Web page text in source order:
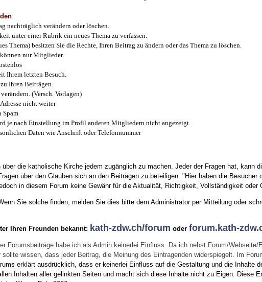
nachträglich verändern oder löschen.
unter einer Rubrik ein neues Thema zu verfassen.
Thema) besitzen Sie die Rechte, Ihren Beitrag zu ändern oder das Thema zu löschen.
nur Mitglieder.
Ihrem letzten Besuch.
Ihren Beiträgen.
(Versch. Vorlagen)
nicht weiter
Spam
je nach Einstellung im Profil anderen Mitgliedern nicht angezeigt.
Daten wie Anschrift oder Telefonnummer
die katholische Kirche jedem zugänglich zu machen. Jeder der Fragen hat, kann
über den Glauben sich an den Beiträgen zu beteiligen. "Hier haben die
in diesem Forum keine Gewähr für die Aktualität, Richtigkeit, Vollständigkeit
Sie solche finden, melden Sie dies bitte dem Administrator per Mitteilung oder
Ihren Freunden bekannt: kath-zdw.ch/forum oderforum.kath-
Forumsbeiträge habe ich als Admin keinerlei Einfluss. Da ich nebst Forum/
wissen, dass jeder Beitrag, die Meinung des Eintragenden widerspiegelt. Im
erklärt ausdrücklich, dass er keinerlei Einfluss auf die Gestaltung und die Inhalte
Inhalten aller gelinkten Seiten und macht sich diese Inhalte nicht zu Eigen.
Diese